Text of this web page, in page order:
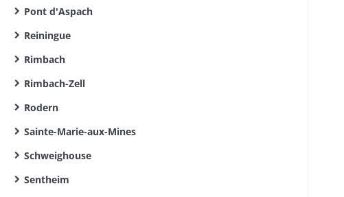
Pont d'Aspach
Reiningue
Rimbach
Rimbach-Zell
Rodern
Sainte-Marie-aux-Mines
Schweighouse
Sentheim